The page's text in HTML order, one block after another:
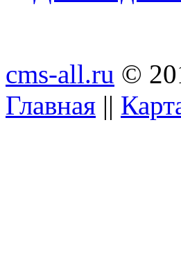
cms-all.ru ©
Главная ||